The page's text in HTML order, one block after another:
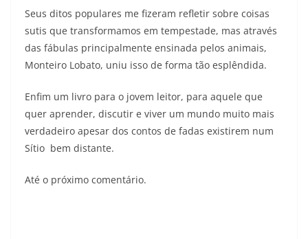
Seus ditos populares me fizeram refletir sobre coisas
sutis que transformamos em tempestade, mas através
das fábulas principalmente ensinada pelos animais,
Monteiro Lobato, uniu isso de forma tão esplêndida.
Enfim um livro para o jovem leitor, para aquele que
quer aprender, discutir e viver um mundo muito mais
verdadeiro apesar dos contos de fadas existirem num
Sítio bem distante.
Até o próximo comentário.